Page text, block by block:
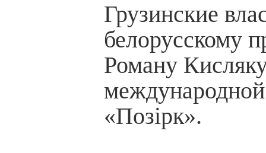
Грузинские
белорусскому
Роману
«Позірк».